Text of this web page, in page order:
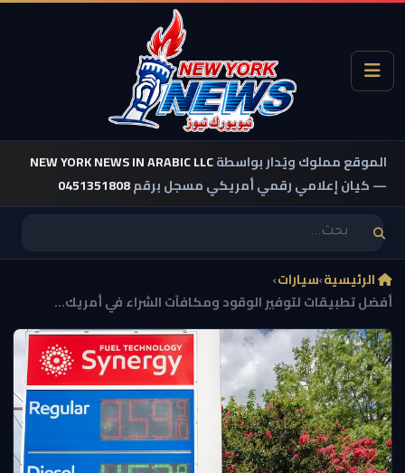
الموقع مملوك ويُدار بواسطةNEW YORK NEWS IN ARABIC LLC
— كيان إعلامي رقمي أمريكي مسجل برقم0451351808
الرئيسية›سيارات›
أفضل تطبيقات لتوفير الوقود ومكافآت الشراء في أمريك...